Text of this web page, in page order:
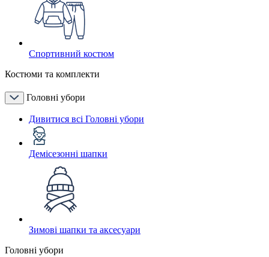
Спортивний костюм
Костюми та комплекти
Головні убори
Дивитися всі Головні убори
Демісезонні шапки
Зимові шапки та аксесуари
Головні убори